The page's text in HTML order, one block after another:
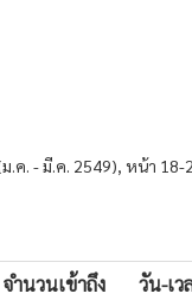
ค. - มี.ค. 2549), หน้า 18-
จำนวนเข้าถึง
วัน-เว